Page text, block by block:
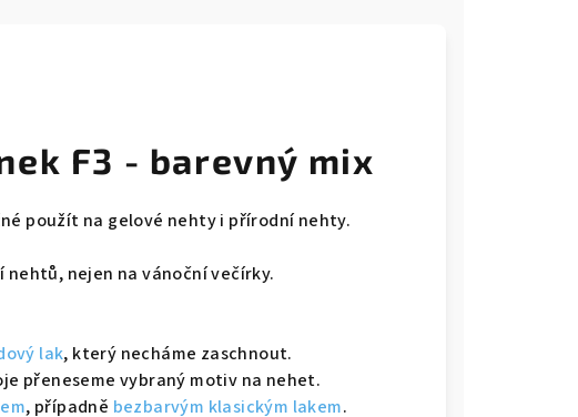
F3 - barevný mix
použít na gelové nehty i přírodní nehty.
nejen na vánoční večírky.
lak, který necháme zaschnout.
přeneseme vybraný motiv na nehet.
, případně bezbarvým klasickým lakem.